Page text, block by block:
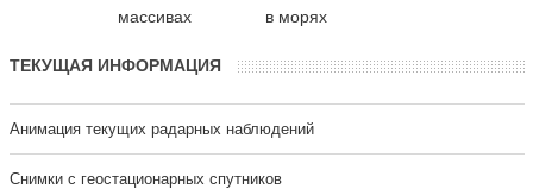
массивах
в морях
ТЕКУЩАЯ ИНФОРМАЦИЯ
Анимация текущих радарных наблюдений
Cнимки с геостационарных спутников